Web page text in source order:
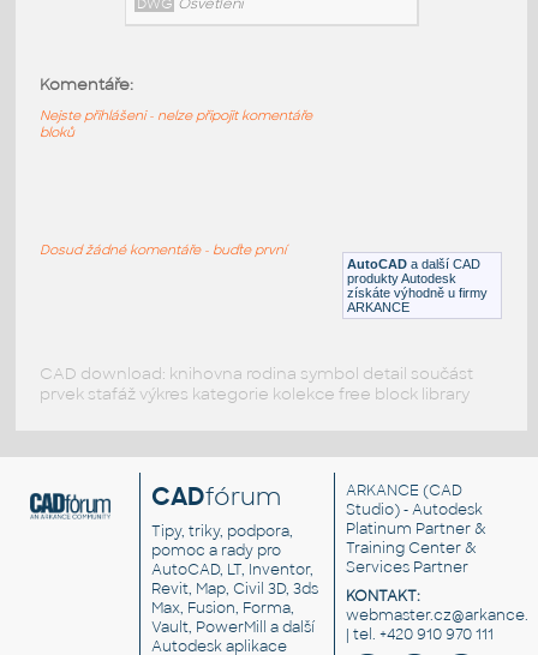
Osvětlení
AutoCAD a další CAD
produkty Autodesk
získáte výhodně u firmy
ARKANCE
Komentáře:
Nejste přihlášeni - nelze připojit komentáře
bloků
Dosud žádné komentáře - buďte první
CAD download: knihovna rodina symbol detail součást
prvek stafáž výkres kategorie kolekce free block library
CADfórum
Tipy, triky, podpora,
pomoc a rady pro
AutoCAD, LT, Inventor,
Revit, Map, Civil 3D, 3ds
Max, Fusion, Forma,
Vault, PowerMill a další
Autodesk aplikace
ARKANCE (CAD
Studio) - Autodesk
Platinum Partner &
Training Center &
Services Partner
KONTAKT:
| tel. +420 910 970 111